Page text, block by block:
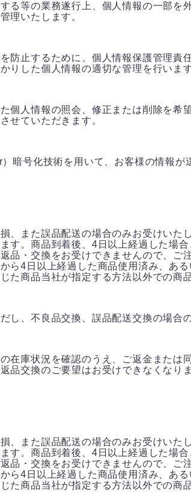
る等の業務遂行上、個人情報の一部
理いたします。
防止するために、個人情報保護管理
りした個人情報の適切な管理を行います
個人情報の照会、修正または削除を希
せていただきます。
暗号化技術を用いて、お客様の情報が
、また誤品配送の場合のみお受けい
す。商品到着後、4日以上経過した場
品・交換をお受けできませんので、ご
ら4日以上経過した商品使用済み、あ
た商品当社が指定する方法以外での商
し、不良品交換、誤品配送交換の場合
在庫状況を確認のうえ、ご返金または
品交換のご要望はお受けできなくなり
、また誤品配送の場合のみお受けい
す。商品到着後、4日以上経過した場
品・交換をお受けできませんので、ご
ら4日以上経過した商品使用済み、あ
た商品当社が指定する方法以外での商